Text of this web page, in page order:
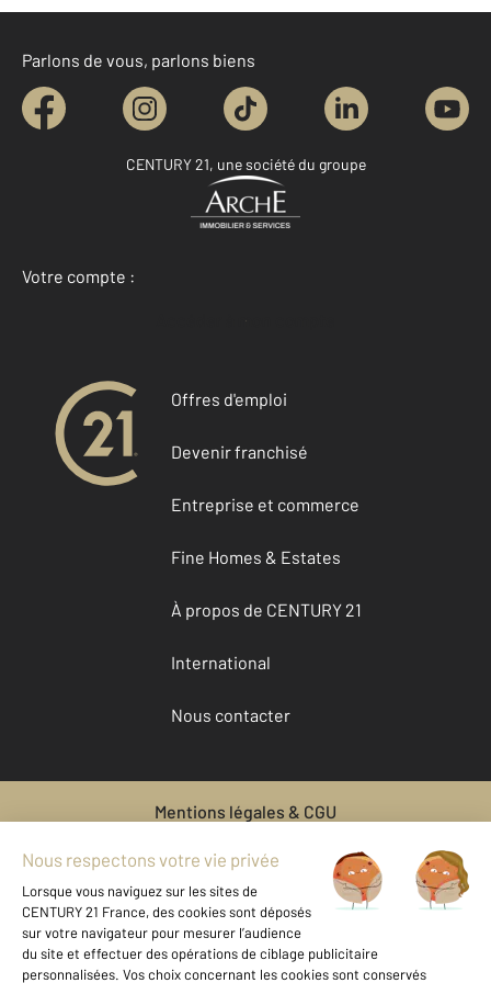
Parlons de vous, parlons biens
CENTURY 21, une société du groupe
Votre compte :
Accéder à mon compte
Offres d'emploi
Devenir franchisé
Entreprise et commerce
Fine Homes & Estates
À propos de CENTURY 21
International
Nous contacter
Mentions légales & CGU
Gestionnaire des cookies